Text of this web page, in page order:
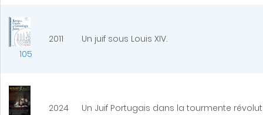
105
2011 Un juif sous Louis XIV.
2024 Un Juif Portugais dans la tourmente